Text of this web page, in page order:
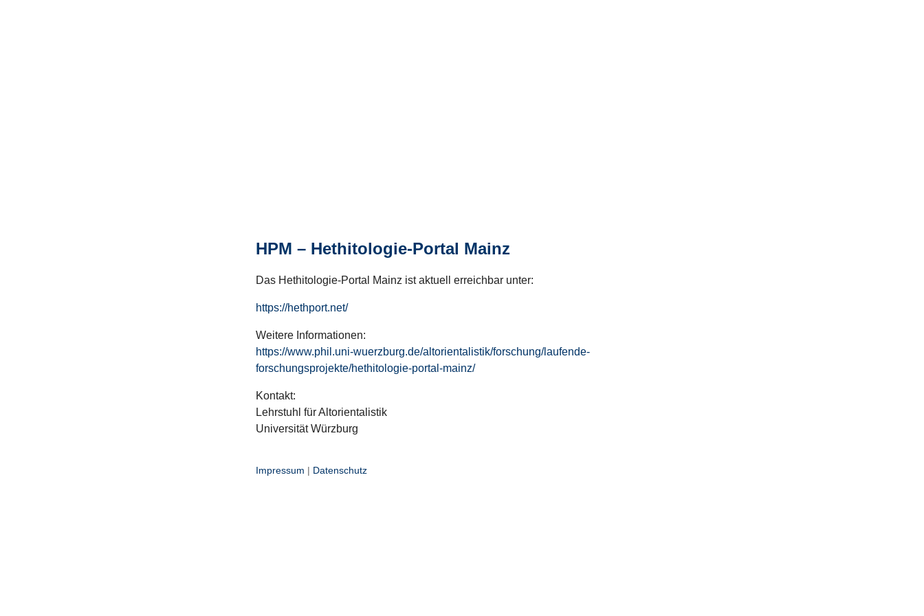
HPM – Hethitologie-Portal Mainz
Das Hethitologie-Portal Mainz ist aktuell erreichbar unter:
https://hethport.net/
Weitere Informationen:
https://www.phil.uni-wuerzburg.de/altorientalistik/forschung/laufende-
forschungsprojekte/hethitologie-portal-mainz/
Kontakt:
Lehrstuhl für Altorientalistik
Universität Würzburg
Impressum | Datenschutz